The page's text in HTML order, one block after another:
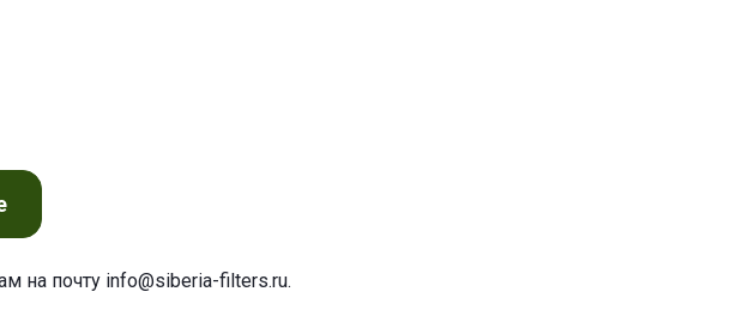
на почту info@siberia-filters.ru.